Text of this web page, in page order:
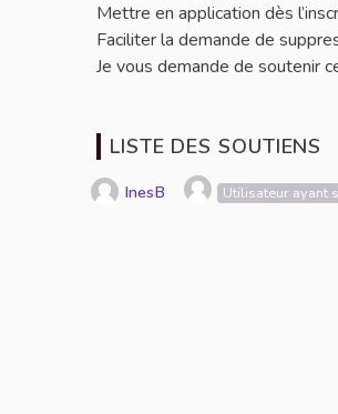
Mettre en application dès
Faciliter la demande de
Je vous demande de soutenir
LISTE DES SOUTIENS
InesB Utilisateur ayant